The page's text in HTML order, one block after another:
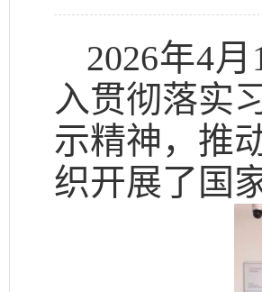
2026年4
入贯彻落实
示精神，推
织开展了国